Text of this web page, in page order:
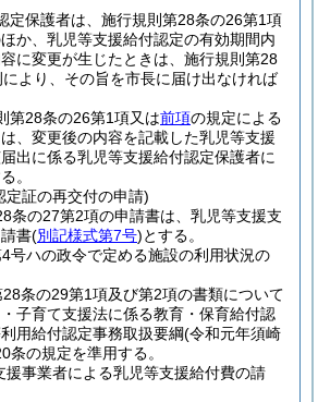
定保護者は、施行規則第28条の26第1項
か、乳児等支援給付認定の有効期間内
に変更が生じたときは、施行規則第28
より、その旨を市長に届け出なければ
第28条の26第1項又は前項の規定による
、変更後の内容を記載した乳児等支援
出に係る乳児等支援給付認定保護者に
。
定証の再交付の申請)
条の27第2項の申請書は、乳児等支援支
書(別記様式第7号)とする。
号ハの政令で定める施設の利用状況の
条の29第1項及び第2項の書類について
子育て支援法に係る教育・保育給付認
用給付認定事務取扱要綱(令和元年須崎
条の規定を準用する。
援事業者による乳児等支援給付費の請